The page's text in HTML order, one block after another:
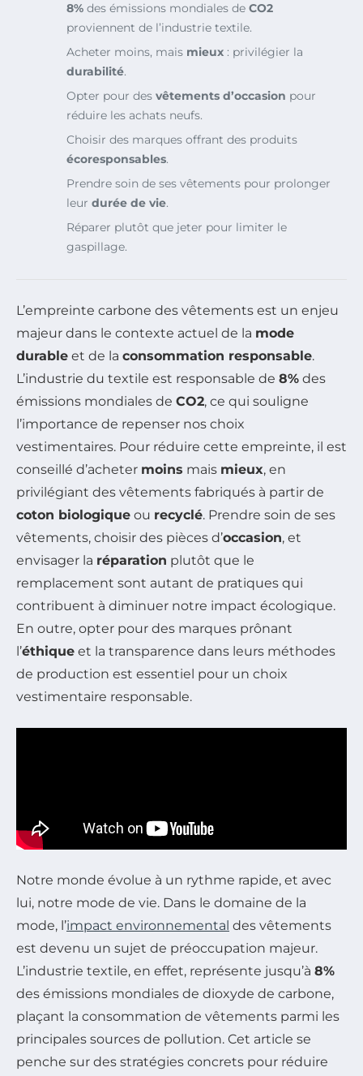
8% des émissions mondiales de CO2
proviennent de l’industrie textile.
Acheter moins, mais mieux : privilégier la
durabilité.
Opter pour des vêtements d’occasion pour
réduire les achats neufs.
Choisir des marques offrant des produits
écoresponsables.
Prendre soin de ses vêtements pour prolonger
leur durée de vie.
Réparer plutôt que jeter pour limiter le
gaspillage.
L’empreinte carbone des vêtements est un enjeu
majeur dans le contexte actuel de la mode
durable et de la consommation responsable.
L’industrie du textile est responsable de 8% des
émissions mondiales de CO2, ce qui souligne
l’importance de repenser nos choix
vestimentaires. Pour réduire cette empreinte, il est
conseillé d’acheter moins mais mieux, en
privilégiant des vêtements fabriqués à partir de
coton biologique ou recyclé. Prendre soin de ses
vêtements, choisir des pièces d’occasion, et
envisager la réparation plutôt que le
remplacement sont autant de pratiques qui
contribuent à diminuer notre impact écologique.
En outre, opter pour des marques prônant
l’éthique et la transparence dans leurs méthodes
de production est essentiel pour un choix
vestimentaire responsable.
Notre monde évolue à un rythme rapide, et avec
lui, notre mode de vie. Dans le domaine de la
mode, l’impact environnemental des vêtements
est devenu un sujet de préoccupation majeur.
L’industrie textile, en effet, représente jusqu’à 8%
des émissions mondiales de dioxyde de carbone,
plaçant la consommation de vêtements parmi les
principales sources de pollution. Cet article se
penche sur des stratégies concrets pour réduire